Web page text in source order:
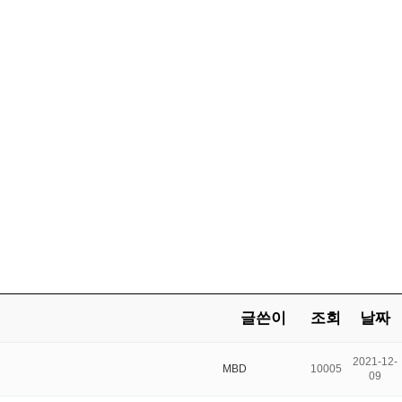
글쓴이 조회 날짜
MBD 10005
2021-12-
09